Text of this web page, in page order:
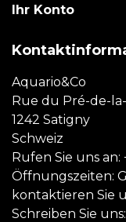
Ihr Konto
Aquario&Co
Rue du Pré-de-
1242 Satigny
Schweiz
Rufen Sie uns an:
Öffnungszeiten:
kontaktieren Sie
Schreiben Sie uns: